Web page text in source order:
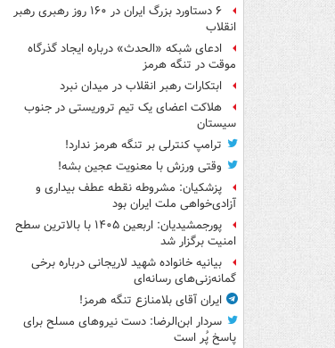
۶ دستاورد بزرگ ایران در ۱۶۰ روز رهبری رهبر
انقلاب
ادعای شبکه «الحدث» درباره ایجاد گذرگاه
موقت در تنگه هرمز
ابتکارات رهبر انقلاب در میدان نبرد
هلاکت اعضای یک تیم تروریستی در جنوب
سیستان
ترامپ کنترلی بر تنگه هرمز ندارد!
وقتی ورزش با معنویت عجین بشه!
پزشکیان: مشروطه نقطه عطف بیداری و
آزادی‌خواهی ملت ایران بود
پورجمشیدیان: اربعین ۱۴۰۵ با بالاترین سطح
امنیت برگزار شد
بیانیه خانواده شهید لاریجانی درباره برخی
گمانه‌زنی‌های رسانه‌ای
ایران آقای بلامنازع تنگه هرمز!
سردار ابن‌الرضا: دست نیروهای مسلح برای
پاسخ پُر است